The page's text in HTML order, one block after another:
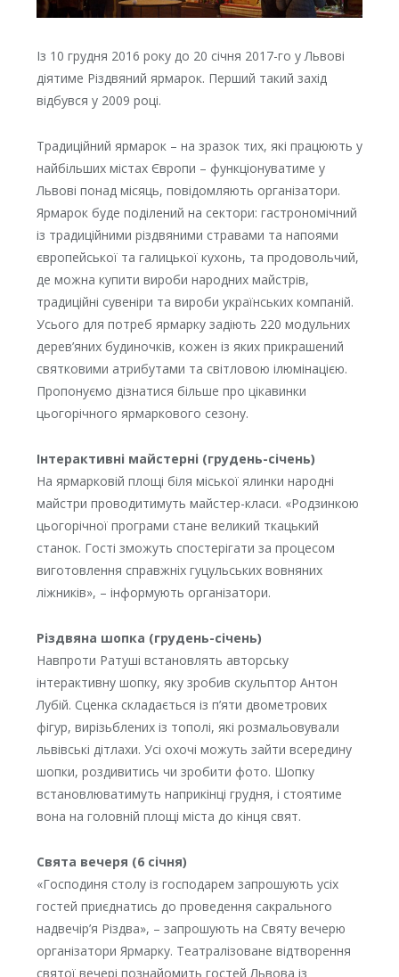
Із 10 грудня 2016 року до 20 січня 2017-го у Львові
діятиме Різдвяний ярмарок. Перший такий захід
відбувся у 2009 році.
Традиційний ярмарок – на зразок тих, які працюють у
найбільших містах Європи – функціонуватиме у
Львові понад місяць, повідомляють організатори.
Ярмарок буде поділений на сектори: гастрономічний
із традиційними різдвяними стравами та напоями
європейської та галицької кухонь, та продовольчий,
де можна купити вироби народних майстрів,
традиційні сувеніри та вироби українських компаній.
Усього для потреб ярмарку задіють 220 модульних
дерев’яних будиночків, кожен із яких прикрашений
святковими атрибутами та світловою ілюмінацією.
Пропонуємо дізнатися більше про цікавинки
цьогорічного ярмаркового сезону.
Інтерактивні майстерні (грудень-січень)
На ярмарковій площі біля міської ялинки народні
майстри проводитимуть майстер-класи. «Родзинкою
цьогорічної програми стане великий ткацький
станок. Гості зможуть спостерігати за процесом
виготовлення справжніх гуцульських вовняних
ліжників», – інформують організатори.
Різдвяна шопка (грудень-січень)
Навпроти Ратуші встановлять авторську
інтерактивну шопку, яку зробив скульптор Антон
Лубій. Сценка складається із п’яти двометрових
фігур, вирізьблених із тополі, які розмальовували
львівські дітлахи. Усі охочі можуть зайти всередину
шопки, роздивитись чи зробити фото. Шопку
встановлюватимуть наприкінці грудня, і стоятиме
вона на головній площі міста до кінця свят.
Свята вечеря (6 січня)
«Господиня столу із господарем запрошують усіх
гостей приєднатись до проведення сакрального
надвечір’я Різдва», – запрошують на Святу вечерю
організатори Ярмарку. Театралізоване відтворення
святої вечері познайомить гостей Львова із